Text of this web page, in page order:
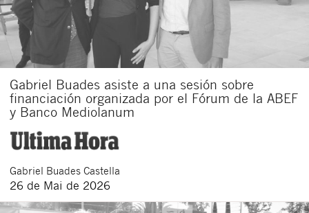
Gabriel Buades asiste a una sesión sobre
financiación organizada por el Fórum de la ABEF
y Banco Mediolanum
Gabriel Buades Castella
26 de Mai de 2026